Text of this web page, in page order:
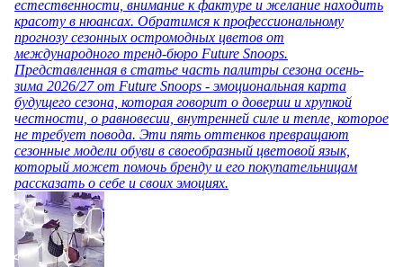
естественности, внимание к фактуре и желание находить
красоту в нюансах. Обратимся к профессиональному
прогнозу сезонных остромодных цветов от
международного тренд-бюро Future Snoops.
Представленная в статье часть палитры сезона осень-
зима 2026/27 от Future Snoops - эмоциональная карта
будущего сезона, которая говорит о доверии и хрупкой
честности, о равновесии, внутренней силе и тепле, которое
не требует повода. Эти пять оттенков превращают
сезонные модели обуви в своеобразный цветовой язык,
который может помочь бренду и его покупательницам
рассказать о себе и своих эмоциях.